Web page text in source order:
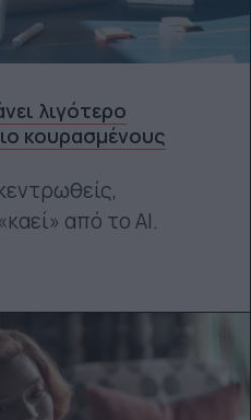
λιγότερο
κουρασμένους
από το ΑΙ.